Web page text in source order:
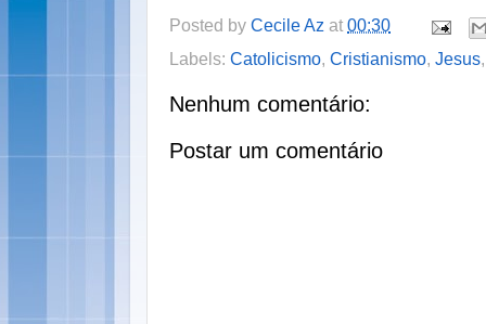
Posted by Cecile Az at 00:30
Labels: Catolicismo, Cristianismo, Jesus
Nenhum comentário:
Postar um comentário